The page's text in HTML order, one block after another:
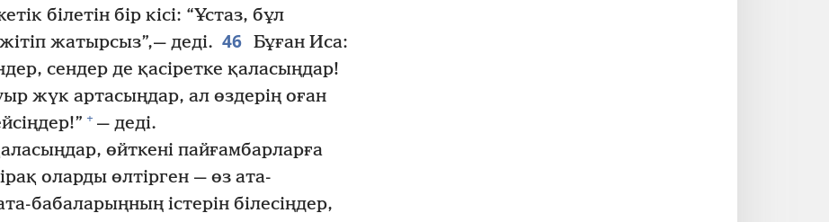
білетін бір кісі: “Ұстаз, бұл
жатырсыз”,— деді. 46 Бұған Иса:
сендер де қасіретке қаласыңдар!
жүк артасыңдар, ал өздерің оған
+ — деді.
өйткені пайғамбарларға
оларды өлтірген — өз ата-
бабаларыңның істерін білесіңдер,